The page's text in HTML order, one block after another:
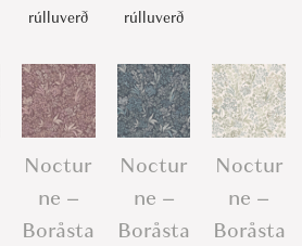
rúlluverð
rúlluverð
Noctur
ne –
Boråsta
Noctur
ne –
Boråsta
Noctur
ne –
Boråsta